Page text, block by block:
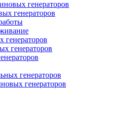
генераторов
генераторов
генераторов
генераторов
генераторов
генераторов